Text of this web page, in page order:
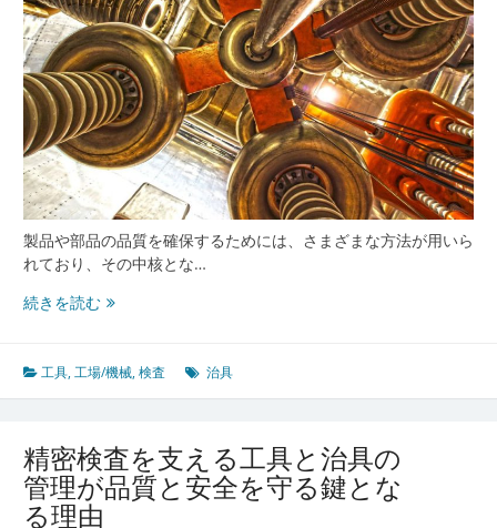
製品や部品の品質を確保するためには、さまざまな方法が用いら
れており、その中核とな…
続きを読む製
場
の
を
支
え
工具,工場/機械,検査 治具
精密検査を支える工具と治具の
管理が品質と安全を守る鍵とな
る理由